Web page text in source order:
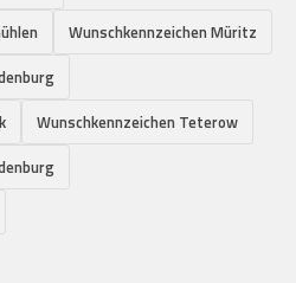
Wunschkennzeichen Müritz
Wunschkennzeichen Teterow